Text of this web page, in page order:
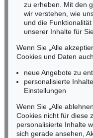
Nico
Mobil: +49
Keine
Wir
zu erheben. Mit den
wir verstehen, wie
und die
unserer Inhalte für
Wenn Sie „Alle
Cookies und Daten
neue Angebote zu
personalisierte
Einstellungen
Wenn Sie „Alle
Cookies nicht für diese
personalisierte Inhalte
sich gerade ansehen,